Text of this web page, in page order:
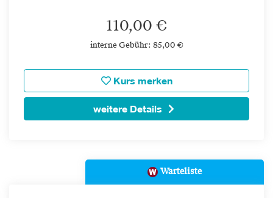
110,00 €
interne Gebühr: 85,00 €
Kurs merken
weitere Details
Warteliste